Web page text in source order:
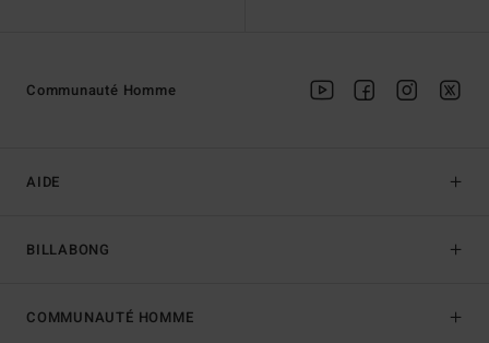
AIDE
BILLABONG
Communauté Homme
COMMUNAUTÉ HOMME